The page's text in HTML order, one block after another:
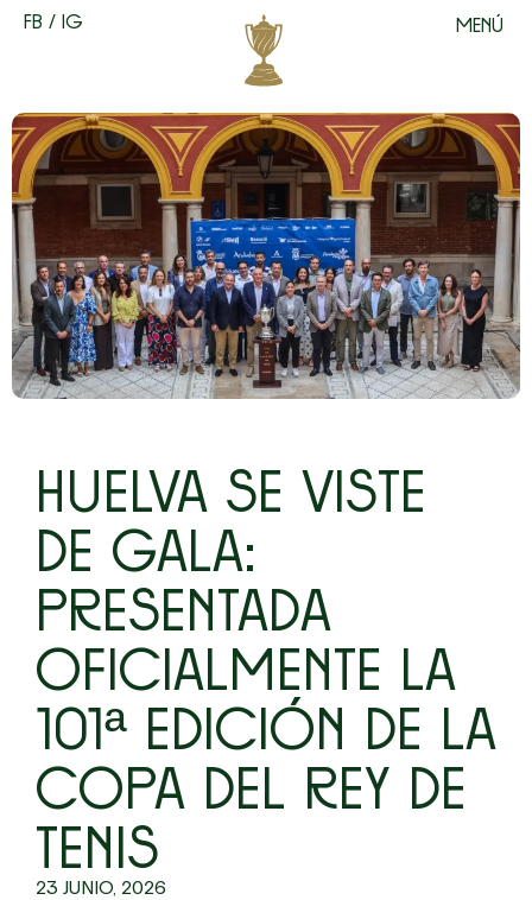
FB / IG MENÚ
HUELVA SE VISTE
DE GALA:
PRESENTADA
OFICIALMENTE LA
101ª EDICIÓN DE LA
COPA DEL REY DE
TENIS
23 JUNIO, 2026